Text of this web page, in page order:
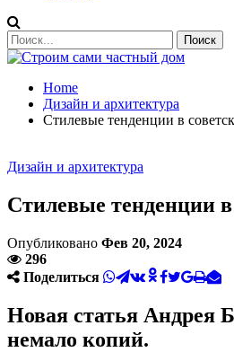
Home
Дизайн и архитектура
Стилевые тенденции в
Дизайн и архитектура
Стилевые тенденции в
Опубликовано Фев 20, 2024
296
Поделиться
Новая статья Андрея
немало копий.